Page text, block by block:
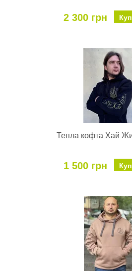
2 300 грн
Тепла кофта Хай
1 500 грн